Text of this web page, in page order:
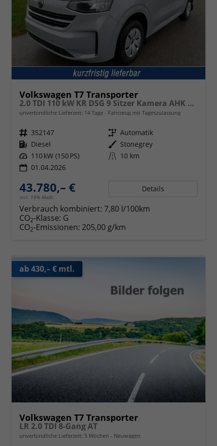
Volkswagen T7 Transporter
2.0 TDI 110 kW KR DSG 9 Sitzer Kamera AHK GV5
unverbindliche Lieferzeit: 14 Tage Fahrzeug mit Tageszulassung
Fahrzeugnr. 352147 Getriebe Automatik
Kraftstoff Diesel Außenfarbe Stonegrey
Leistung 110 kW (150 PS) Kilometerstand 10 km
01.04.2026
43.780,– €
incl. 19% MwSt.
Details
Verbrauch kombiniert: 7,80 l/100km
CO2-Klasse: G
CO2-Emissionen: 205,00 g/km
ab 430,– € mtl.
Volkswagen T7 Transporter
LR 2.0 TDI 8-Gang AT
unverbindliche Lieferzeit: 5 Wochen Neuwagen